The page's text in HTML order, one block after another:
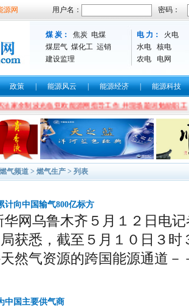
源网 用户名： 密码：
煤 炭： 焦炭 电煤
煤层气 煤化工 运销
建设监理
电 力：
火电
水电
核电
农电
电网
政策 | 能源风云 | 能源经济 | 能源科技
制波光临亚欧能源网指导工作 并现场题词勉励职工
燃气频道 > 燃气生产 > 列表
计向中国输气800亿标方
木齐５月１２日电记者
获悉，截至５月１０日３时
然气资源的跨国能源通道－
中国主要供气商